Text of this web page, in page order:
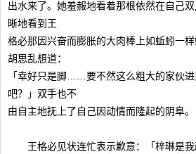
出水来了。她羞赧地看着那根依然在自己
晰地看到王
格必那因兴奋而膨胀的大肉棒上如蚯蚓一
胡思乱想道：
「幸好只是脚……要不然这么粗大的家伙
吧？」双手也不
由自主地抚上了自己因动情而隆起的阴阜。
王格必见状连忙表示歉意：「梓琳是我